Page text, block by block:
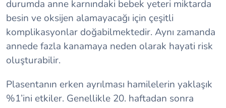
durumda anne karnındaki bebek yeteri miktarda
besin ve oksijen alamayacağı için çeşitli
komplikasyonlar doğabilmektedir. Aynı zamanda
annede fazla kanamaya neden olarak hayati risk
oluşturabilir.
Plasentanın erken ayrılması hamilelerin yaklaşık
%1’ini etkiler. Genellikle 20. haftadan sonra